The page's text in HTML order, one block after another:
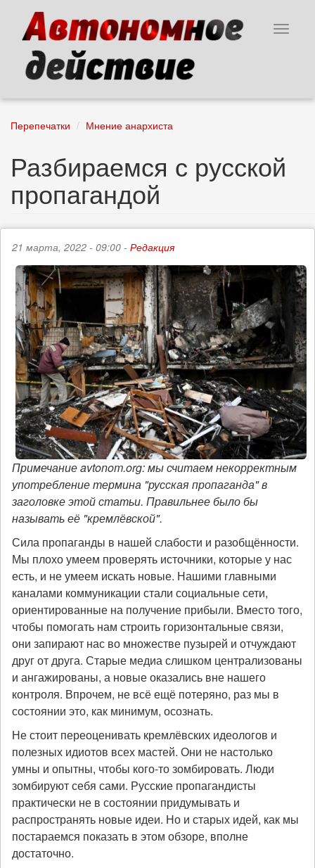
основному
содержанию
Toggle
Перепечатки Мнение анархиста
Разбираемся с русской
пропагандой
21 марта, 2022 - 09:00 - Редакция
Примечание avtonom.org: мы считаем некорректным
употребление термина "русская пропаганда" в
заголовке этой статьи. Правильнее было бы
называть её "кремлёвской".
Сила пропаганды в нашей слабости и разобщённости.
Мы плохо умеем проверять источники, которые у нас
есть, и не умеем искать новые. Нашими главными
каналами коммуникации стали социальные сети,
ориентированные на получение прибыли. Вместо того,
чтобы помогать нам строить горизонтальные связи,
они запирают нас во множестве пузырей и отчуждают
друг от друга. Старые медиа слишком централизованы
и ангажированы, а новые оказались вне нашего
контроля. Впрочем, не всё ещё потеряно, раз мы в
состоянии это, как минимум, осознать.
Не стоит переоценивать кремлёвских идеологов и
полезных идиотов всех мастей. Они не настолько
умны и опытны, чтобы кого-то зомбировать. Люди
зомбируют себя сами. Русские пропагандисты
практически не в состоянии придумывать и
распространять новые идеи. Но и старых идей, как мы
постараемся показать в этом обзоре, вполне
достаточно.